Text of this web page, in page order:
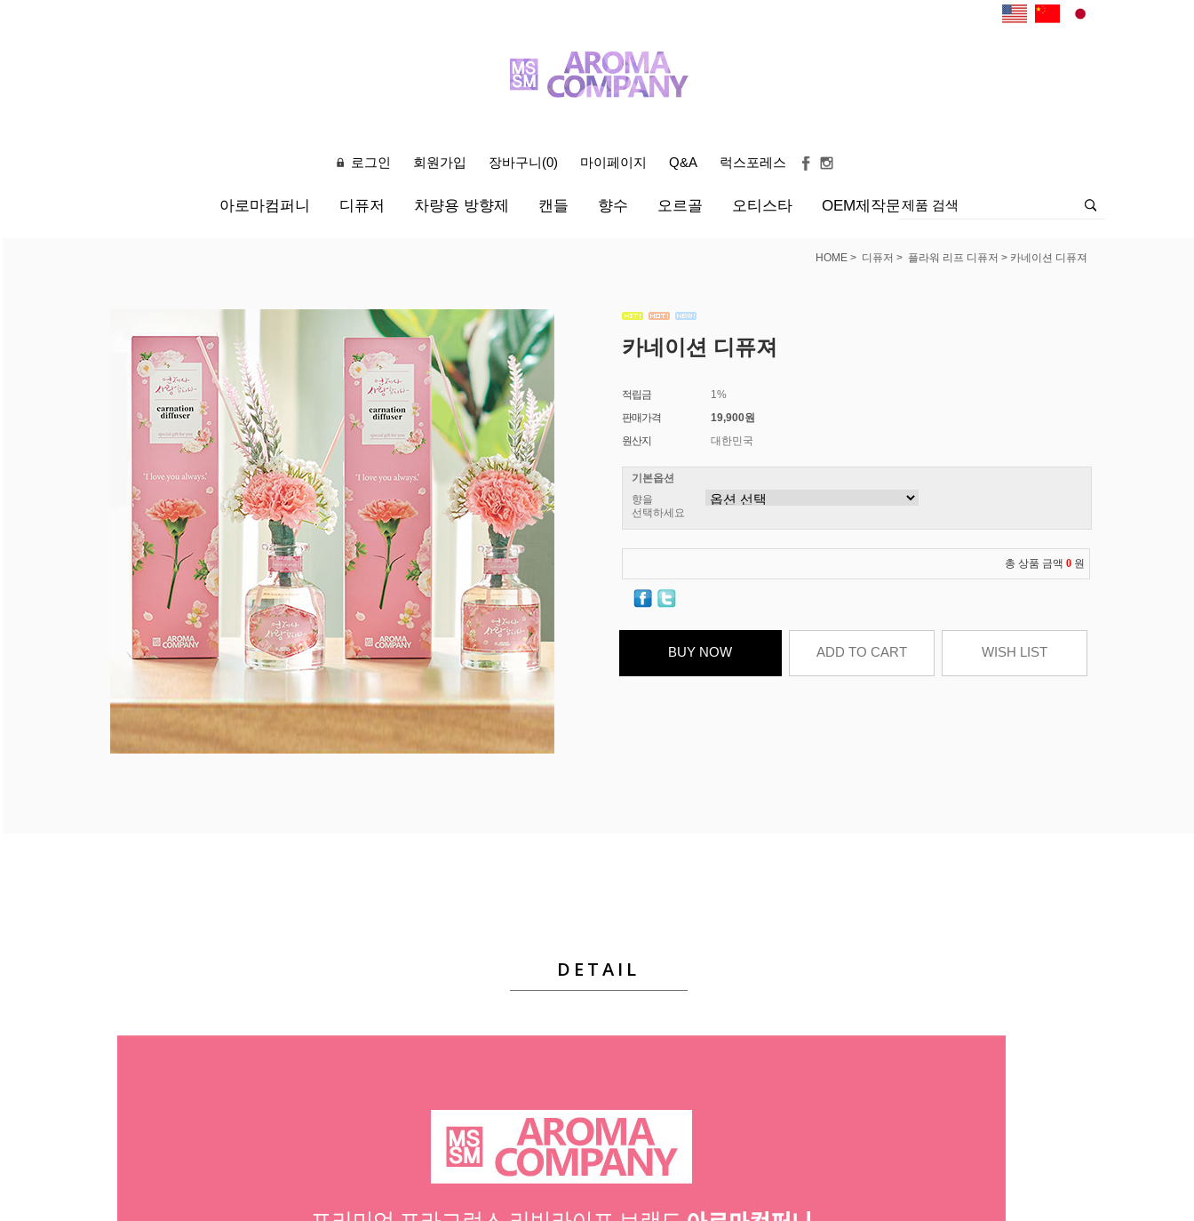
로그인 회원가입 장바구니(0) 마이페이지 Q&A 럭스포레스
아로마컴퍼니 디퓨저 차량용 방향제 캔들 향수 오르골 오티스타 OEM제작문의
HOME> 디퓨저 > 플라워 리프 디퓨저 > 카네이션 디퓨져
카네이션 디퓨져
적립금
1%
판매가격
19,900원
원산지
대한민국
기본옵션
향을
선택하세요
총 상품 금액 0 원
BUY NOW ADD TO CART WISH LIST
DETAIL